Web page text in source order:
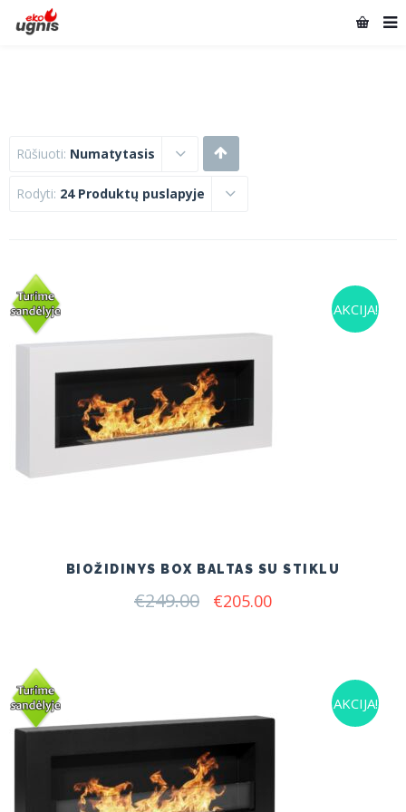
Rūšiuoti: Numatytasis
Rodyti: 24 Produktų puslapyje
AKCIJA!
BIOŽIDINYS BOX BALTAS SU STIKLU
€249.00 Original
€205.00Current
AKCIJA!